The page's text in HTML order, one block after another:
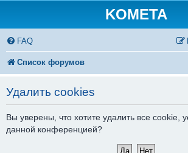
KOMETA
FAQ
Список форумов
Удалить cookies
Вы уверены, что хотите удалить все cookie,
данной конференцией?